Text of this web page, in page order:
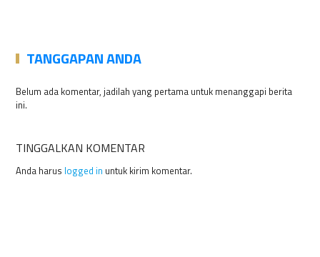
TANGGAPAN ANDA
Belum ada komentar, jadilah yang pertama untuk menanggapi berita
ini.
TINGGALKAN KOMENTAR
Anda harus logged in untuk kirim komentar.